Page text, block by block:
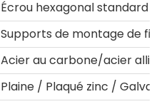
Écrou hexagonal standard
Supports de montage de
Acier au carbone/acier
Plaine / Plaqué zinc /